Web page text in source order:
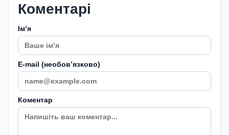
Коментарі
Імʼя
E-mail (необовʼязково)
Коментар